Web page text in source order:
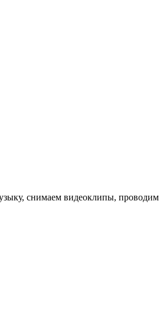
снимаем видеоклипы,